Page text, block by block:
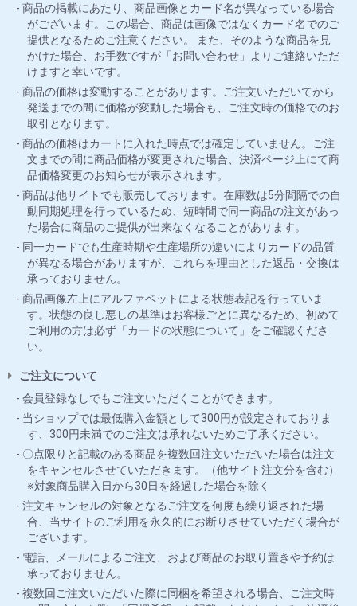
商品の掲載にあたり、商品画像とカード名が異なっている場合
がございます。この場合、商品は画像ではなくカード名でのご
提供となるためご注意ください。 また、そのような商品を見
かけた場合、お手数ですが「お問い合わせ」よりご連絡いただ
けますと幸いです。
商品の価格は変動することがあります。ご注文いただいてから
発送までの間に価格が変動した場合も、ご注文時の価格でのお
取引となります。
商品の価格はカートに入れた時点では確定していません。ご注
文までの間に商品価格が変更された場合、決済ページ上にて商
品価格変更のお知らせが表示されます。
商品は他サイトでも販売しております。在庫数は5分間隔での自
動同期処理を行っているため、短時間で同一商品の注文があっ
た場合に商品のご提供が出来なくなることがあります。
同一カードでも生産時期や生産場所の違いによりカードの品質
が異なる場合がありますが、これらを理由とした返品・交換は
承っておりません。
商品画像左上にアルファベットによる状態表記を行っていま
す。状態の良し悪しの基準はお客様ごとに異なるため、初めて
ご利用の方は必ず「カードの状態について」をご確認くださ
い。
ご注文について
会員登録なしでもご注文いただくことができます。
当ショップでは最低購入金額として300円が設定されておりま
す、300円未満でのご注文は承れないためご了承ください。
〇点限りと記載のある商品を複数回注文いただいた場合は注文
をキャンセルさせていただきます。（他サイト注文分を含む）
※対象商品購入日から30日を経過した場合を除く
注文キャンセルの対象となるご注文を何度も繰り返された場
合、当サイトのご利用を永久的にお断りさせていただく場合が
ございます。
電話、メールによるご注文、および商品のお取り置きや予約は
承っておりません。
複数回ご注文いただいた際に同梱を希望される場合、ご注文時